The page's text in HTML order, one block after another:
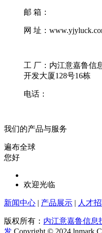
邮 箱：
网 址：
工 厂：内江意嘉鲁信
开发大厦128号16栋
电话：
我们的产品与服务
遍布全球
您好
欢迎光临
新闻中心 | 产品展示 | 人才
版权所有： 内江意嘉鲁信息
发 Copyright © 2024 lnmark